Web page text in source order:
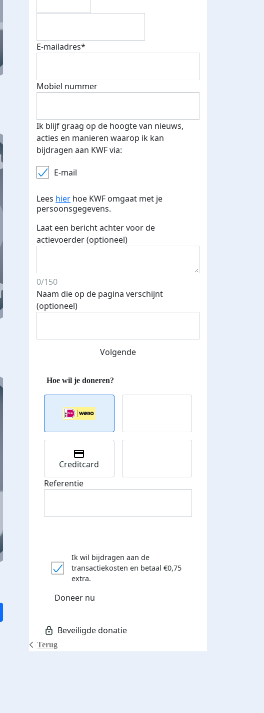
E-mails verstuurd
Donateurs bedankt
€500 euro opgehaald: t-shirt
E-mailadres*
Mobiel nummer
Ik blijf graag op de hoogte van nieuws,
acties en manieren waarop ik kan
bijdragen aan KWF via:
E-mail
Lees hier hoe KWF omgaat met je
persoonsgegevens.
Laat een bericht achter voor de
actievoerder (optioneel)
0/150
Naam die op de pagina verschijnt
(optioneel)
Volgende
Terug
Creditcard
Referentie
Ik wil bijdragen aan de
transactiekosten en betaal €0,75
extra.
Doneer nu